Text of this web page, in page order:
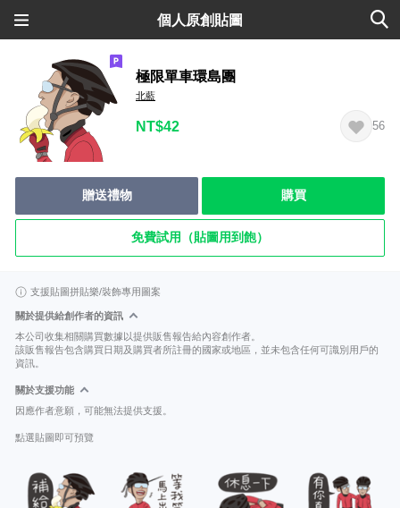
個人原創貼圖
極限單車環島團
北藍
NT$42 56
贈送禮物 購買
免費試用（貼圖用到飽）
支援貼圖拼貼樂/裝飾專用圖案
關於提供給創作者的資訊
本公司收集相關購買數據以提供販售報告給內容創作者。
該販售報告包含購買日期及購買者所註冊的國家或地區，並未包含任何可識別用戶的
資訊。
關於支援功能
因應作者意願，可能無法提供支援。
點選貼圖即可預覽